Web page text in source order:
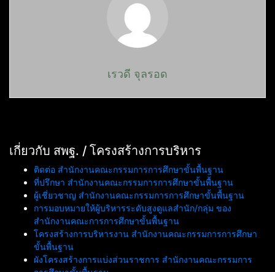
เรวดี จุลรอด
เกี่ยวกับ สพฐ. / โครงสร้างการบริหาร
ติดต่อ สำนักงานคณะกรรมการการศึกษาขั้นพื้นฐาน
ที่ปรึกษา สำนักงานคณะกรรมการการศึกษาขั้นพื้นฐาน
ผู้เชี่ยวชาญ สำนักงานคณะกรรมการการศึกษาขั้นพื้นฐาน
การมอบหมายให้ผู้บริหารระดับสูงดูแลสำนัก/กลุ่ม ของ
สำนักงานคณะการการศึกษาขั้นพื้นฐาน
โครงสร้างการบริหารงาน สำนักงานคณะกรรมการการศึกษา
ขั้นพื้นฐาน
ผังโครงสร้างการแบ่งส่วนราชการ สำนักงานคณะกรรมการ